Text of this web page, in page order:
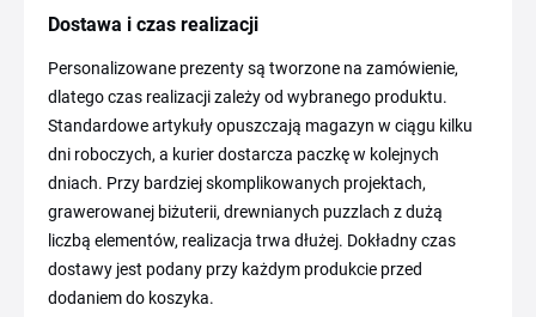
Dostawa i czas realizacji
Personalizowane prezenty są tworzone na zamówienie,
dlatego czas realizacji zależy od wybranego produktu.
Standardowe artykuły opuszczają magazyn w ciągu kilku
dni roboczych, a kurier dostarcza paczkę w kolejnych
dniach. Przy bardziej skomplikowanych projektach,
grawerowanej biżuterii, drewnianych puzzlach z dużą
liczbą elementów, realizacja trwa dłużej. Dokładny czas
dostawy jest podany przy każdym produkcie przed
dodaniem do koszyka.